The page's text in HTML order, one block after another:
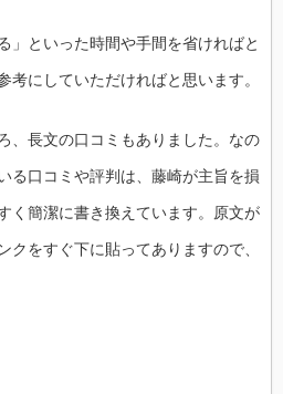
」といった時間や手間を省ければと
考にしていただければと思います。
、長文の口コミもありました。なの
る口コミや評判は、藤崎が主旨を損
く簡潔に書き換えています。原文が
クをすぐ下に貼ってありますので、